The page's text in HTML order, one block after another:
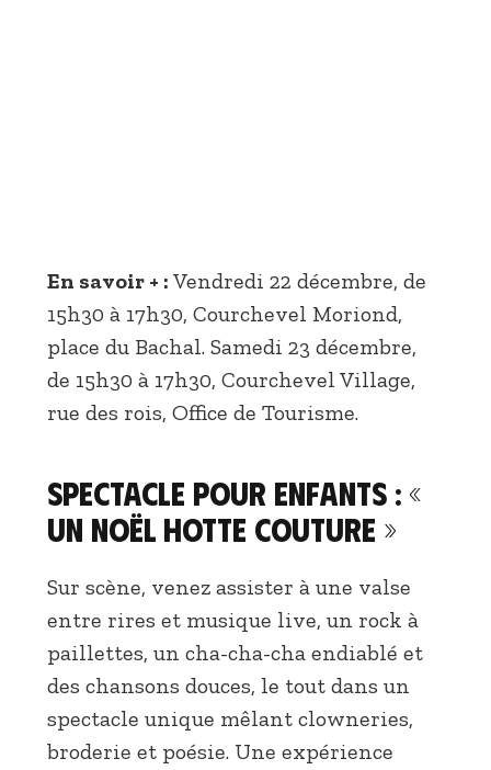
En savoir + : Vendredi 22 décembre, de
15h30 à 17h30, Courchevel Moriond,
place du Bachal. Samedi 23 décembre,
de 15h30 à 17h30, Courchevel Village,
rue des rois, Office de Tourisme.
Spectacle pour enfants : «
Un Noël hotte couture »
Sur scène, venez assister à une valse
entre rires et musique live, un rock à
paillettes, un cha-cha-cha endiablé et
des chansons douces, le tout dans un
spectacle unique mêlant clowneries,
broderie et poésie. Une expérience